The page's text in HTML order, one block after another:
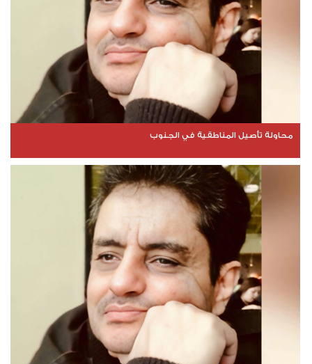
محاولة تأصيل المناطقية في الجنوب